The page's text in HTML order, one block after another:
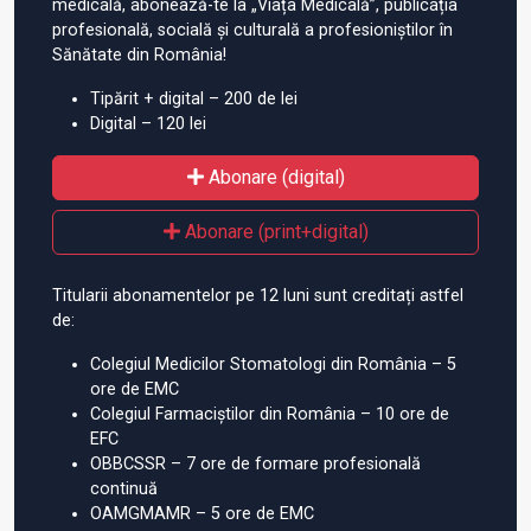
medicală, abonează-te la „Viața Medicală”, publicația
profesională, socială și culturală a profesioniștilor în
Sănătate din România!
Tipărit + digital – 200 de lei
Digital – 120 lei
Abonare (digital)
Abonare (print+digital)
Titularii abonamentelor pe 12 luni sunt creditați astfel
de:
Colegiul Medicilor Stomatologi din România – 5
ore de EMC
Colegiul Farmaciștilor din România – 10 ore de
EFC
OBBCSSR – 7 ore de formare profesională
continuă
OAMGMAMR – 5 ore de EMC